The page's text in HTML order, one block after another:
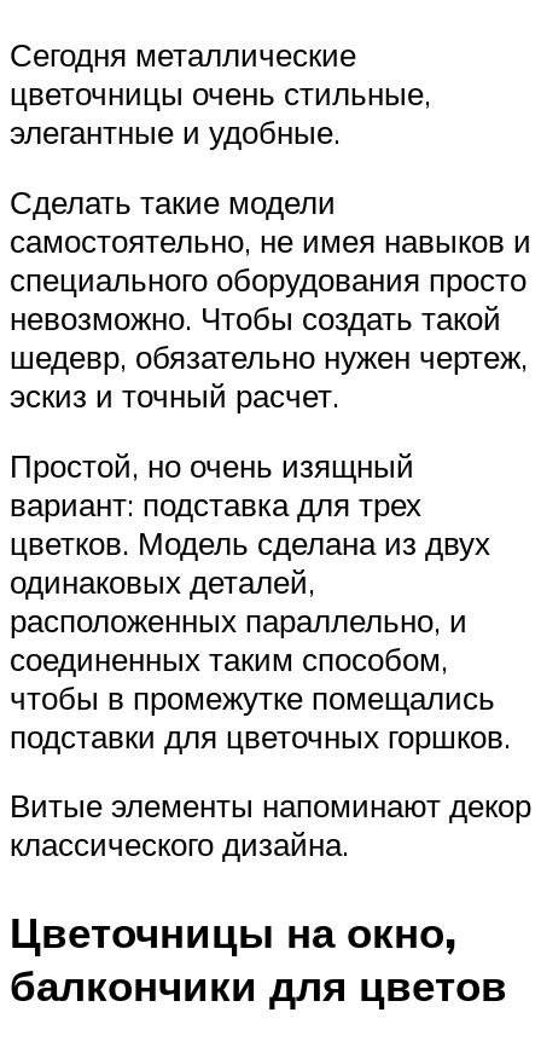
Сегодня металлические
цветочницы очень стильные,
элегантные и удобные.
Сделать такие модели
самостоятельно, не имея навыков и
специального оборудования просто
невозможно. Чтобы создать такой
шедевр, обязательно нужен чертеж,
эскиз и точный расчет.
Простой, но очень изящный
вариант: подставка для трех
цветков. Модель сделана из двух
одинаковых деталей,
расположенных параллельно, и
соединенных таким способом,
чтобы в промежутке помещались
подставки для цветочных горшков.
Витые элементы напоминают декор
классического дизайна.
Цветочницы на окно,
балкончики для цветов